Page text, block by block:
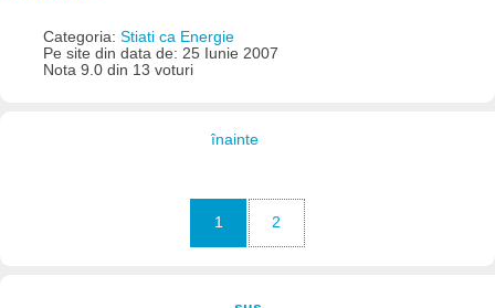
Categoria: Stiati ca Energie
Pe site din data de: 25 Iunie 2007
Nota 9.0 din 13 voturi
înainte
1 2